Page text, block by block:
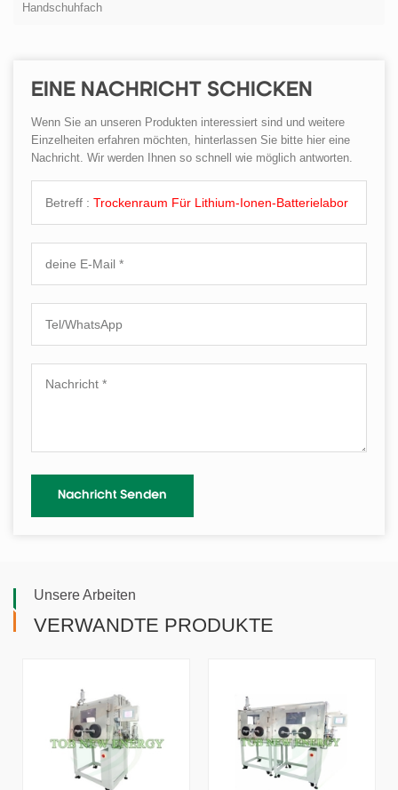
Handschuhfach
EINE NACHRICHT SCHICKEN
Wenn Sie an unseren Produkten interessiert sind und weitere
Einzelheiten erfahren möchten, hinterlassen Sie bitte hier eine
Nachricht. Wir werden Ihnen so schnell wie möglich antworten.
Betreff : Trockenraum Für Lithium-Ionen-Batterielabor
Unsere Arbeiten
VERWANDTE PRODUKTE